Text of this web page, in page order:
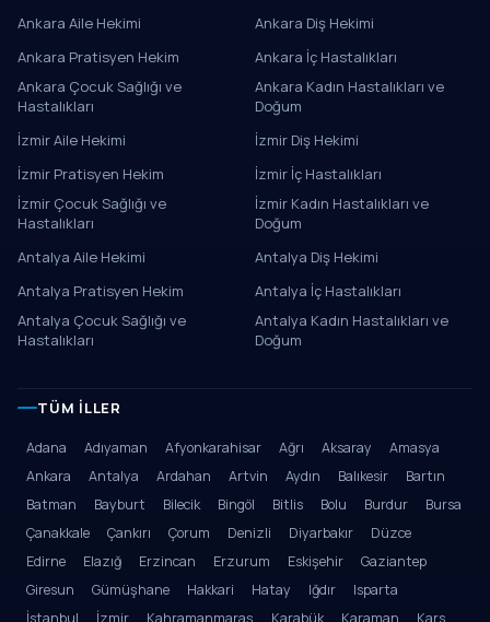
Ankara Aile Hekimi
Ankara Diş Hekimi
Ankara Pratisyen Hekim
Ankara İç Hastalıkları
Ankara Çocuk Sağlığı ve
Hastalıkları
Ankara Kadın Hastalıkları ve
Doğum
İzmir Aile Hekimi
İzmir Diş Hekimi
İzmir Pratisyen Hekim
İzmir İç Hastalıkları
İzmir Çocuk Sağlığı ve
Hastalıkları
İzmir Kadın Hastalıkları ve
Doğum
Antalya Aile Hekimi
Antalya Diş Hekimi
Antalya Pratisyen Hekim
Antalya İç Hastalıkları
Antalya Çocuk Sağlığı ve
Hastalıkları
Antalya Kadın Hastalıkları ve
Doğum
TÜM İLLER
Adana Adıyaman Afyonkarahisar Ağrı Aksaray
Amasya
Ankara
Antalya Ardahan Artvin Aydın Balıkesir
Bartın
Batman
Bayburt Bilecik Bingöl Bitlis Bolu Burdur
Bursa
Çanakkale
Çankırı Çorum Denizli Diyarbakır
Düzce
Edirne
Elazığ Erzincan Erzurum Eskişehir
Gaziantep
Giresun
Gümüşhane Hakkari Hatay Iğdır
Isparta
İstanbul
İzmir Kahramanmaraş Karabük Karaman Kars